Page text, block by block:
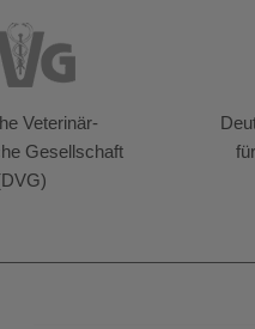
Veterinär-
Gesellschaft